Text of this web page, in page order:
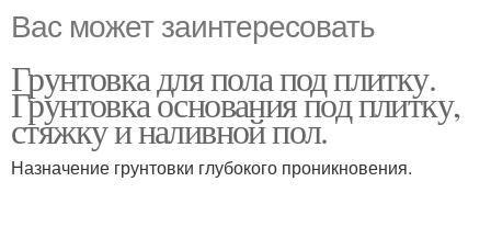
Вас может заинтересовать
Грунтовка для пола под плитку.
Грунтовка основания под плитку,
стяжку и наливной пол.
Назначение грунтовки глубокого проникновения.